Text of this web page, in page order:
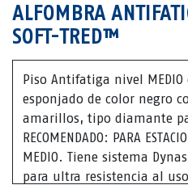
ALFOMBRA
SOFT-TRED™
Piso Antifatiga nivel
esponjado de color negro
amarillos, tipo diamante
RECOMENDADO: PARA
MEDIO. Tiene sistema
para ultra resistencia al